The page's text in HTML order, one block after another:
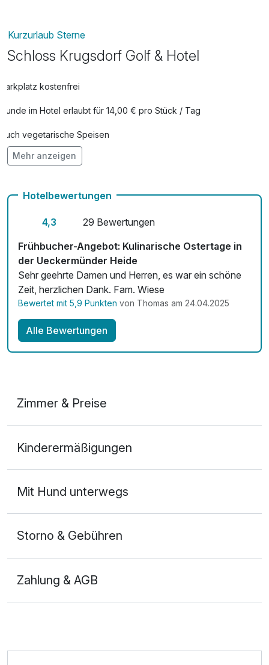
pro Person
GOLF unlimited – unbegrenzte Greenfee,
pro Person (1 Tag/e)
Haustier
Erotik
Nur buchbar zum Bubble Tent: Upgrade
Romantik
65,00 €
pro Aufenthalt
Privates Sektfrühstück
pro Person (1 Tag/e)
Kurzurlaub Sterne
Schloss Krugsdorf Golf & Hotel
Parkplatz kostenfrei
Hunde im Hotel erlaubt für 14,00 € pro Stück / Tag
Auch vegetarische Speisen
Fahrradverleih
Mehr anzeigen
Hotelbewertungen
4,3
29 Bewertungen
Frühbucher-Angebot: Kulinarische Ostertage in
der Ueckermünder Heide
Sehr geehrte Damen und Herren, es war ein schöne
Zeit, herzlichen Dank. Fam. Wiese
Bewertet mit 5,9 Punkten von Thomas am 24.04.2025
Alle Bewertungen
Zimmer & Preise
2 Erwachsene und 1 Kind
Kinderermäßigungen
Mit Hund unterwegs
Storno & Gebühren
Zahlung & AGB